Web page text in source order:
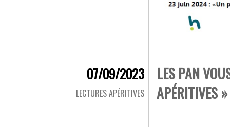
07/09/2023
LECTURES APÉRITIVES
LES PAN
APÉRITIVES »